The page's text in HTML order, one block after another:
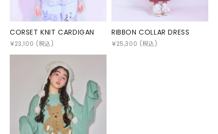
CORSET KNIT CARDIGAN
￥23,100 (税込)
RIBBON COLLAR DRESS
￥25,300 (税込)